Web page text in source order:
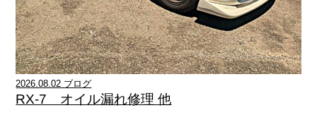
2026.08.02 ブログ
RX-7 オイル漏れ修理 他